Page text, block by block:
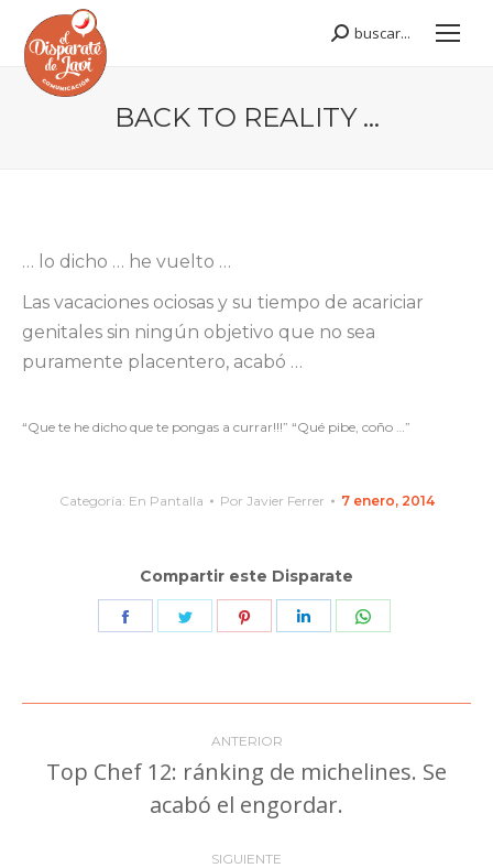
Buscar:
buscar...
BACK TO REALITY …
… lo dicho … he vuelto …
Las vacaciones ociosas y su tiempo de acariciar
genitales sin ningún objetivo que no sea
puramente placentero, acabó …
“Que te he dicho que te pongas a currar!!!” “Qué pibe, coño …”
Categoría: En Pantalla Por Javier Ferrer 7 enero, 2014
Compartir este Disparate
Share
Share
Share
Share
Navegación
entre
publicaciones
ANTERIOR
Publicación
anterior:
Top Chef 12: ránking de michelines. Se
acabó el engordar.
SIGUIENTE